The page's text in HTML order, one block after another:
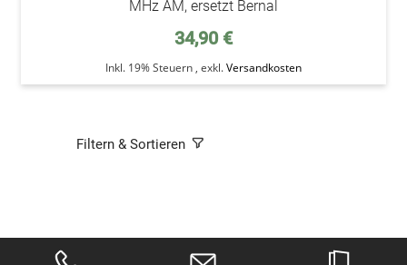
MHz AM, ersetzt Bernal
34,90 €
Inkl. 19% Steuern , exkl.Versandkosten
Filtern & Sortieren